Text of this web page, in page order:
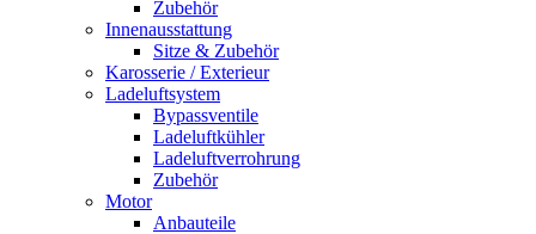
Zubehör
Innenausstattung
Sitze & Zubehör
Karosserie / Exterieur
Ladeluftsystem
Bypassventile
Ladeluftkühler
Ladeluftverrohrung
Zubehör
Motor
Anbauteile